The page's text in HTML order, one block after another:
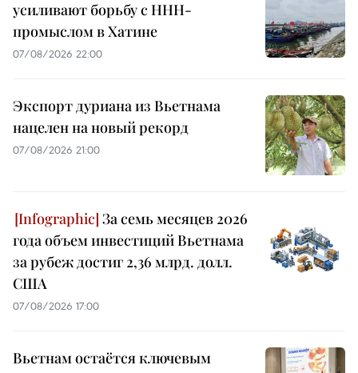
усиливают борьбу с ННН-
промыслом в Хатине
07/08/2026 22:00
Экспорт дуриана из Вьетнама
нацелен на новый рекорд
07/08/2026 21:00
За семь месяцев 2026
года объем инвестиций Вьетнама
за рубеж достиг 2,36 млрд. долл.
США
07/08/2026 17:00
Вьетнам остаётся ключевым